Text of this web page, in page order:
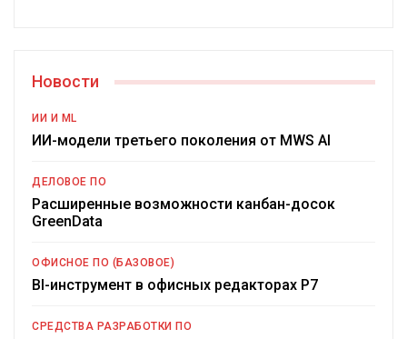
Новости
ИИ И ML
ИИ-модели третьего поколения от MWS AI
ДЕЛОВОЕ ПО
Расширенные возможности канбан-досок
GreenData
ОФИСНОЕ ПО (БАЗОВОЕ)
BI-инструмент в офисных редакторах Р7
СРЕДСТВА РАЗРАБОТКИ ПО